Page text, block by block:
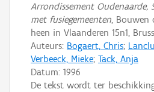
Arrondissement Oudenaarde,
met fusiegemeenten, Bouwen
heen in Vlaanderen 15n1,
Auteurs: Bogaert, Chris;
Verbeeck, Mieke; Tack, Anja
Datum: 1996
De tekst wordt ter